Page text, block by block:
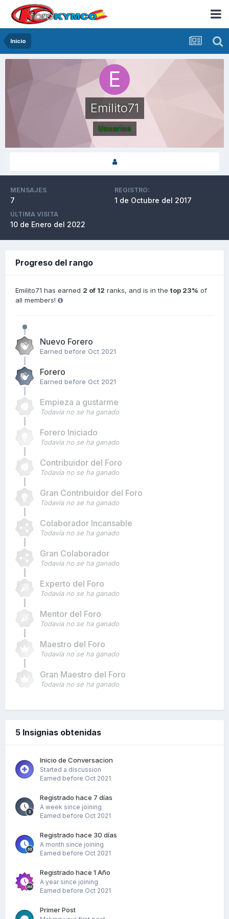
Inicio
Emilito71
Usuarios
MENSAJES
7
REGISTRO:
1 de Octubre del 2017
ÚLTIMA VISITA
10 de Enero del 2022
Progreso del rango
Emilito71 has earned 2 of 12 ranks, and is in the top 23% of
all members!
Nuevo Forero
Earned before Oct 2021
Forero
Earned before Oct 2021
Empieza a gustarme
Todavía no se ha ganado
Forero Iniciado
Todavía no se ha ganado
Contribuidor del Foro
Todavía no se ha ganado
Gran Contribuidor del Foro
Todavía no se ha ganado
Colaborador Incansable
Todavía no se ha ganado
Gran Colaborador
Todavía no se ha ganado
Experto del Foro
Todavía no se ha ganado
Mentor del Foro
Todavía no se ha ganado
Maestro del Foro
Todavía no se ha ganado
Gran Maestro del Foro
Todavía no se ha ganado
5 Insignias obtenidas
Inicio de Conversacion
Started a discussion
Earned before Oct 2021
Registrado hace 7 días
A week since joining
Earned before Oct 2021
Registrado hace 30 días
A month since joining
Earned before Oct 2021
Registrado hace 1 Año
A year since joining
Earned before Oct 2021
Primer Post